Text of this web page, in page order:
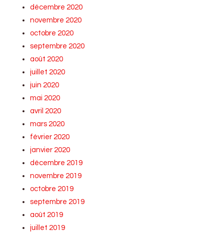
décembre 2020
novembre 2020
octobre 2020
septembre 2020
août 2020
juillet 2020
juin 2020
mai 2020
avril 2020
mars 2020
février 2020
janvier 2020
décembre 2019
novembre 2019
octobre 2019
septembre 2019
août 2019
juillet 2019